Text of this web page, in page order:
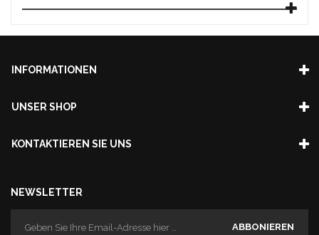
INFORMATIONEN
UNSER SHOP
KONTAKTIEREN SIE UNS
NEWSLETTER
ABBONIEREN